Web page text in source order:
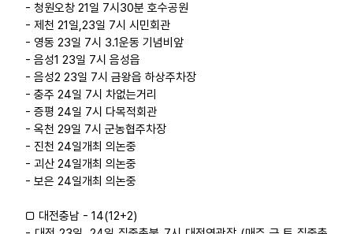
- 청원오창 21일 7시30분 호수공원
- 제천 21일,23일 7시 시민회관
- 영동 23일 7시 3.1운동 기념비앞
- 음성1 23일 7시 음성읍
- 음성2 23일 7시 금왕읍 하상주차장
- 충주 24일 7시 차없는거리
- 증평 24일 7시 다목적회관
- 옥천 29일 7시 군농협주차장
- 진천 24일개최 의논중
- 괴산 24일개최 의논중
- 보은 24일개최 의논중
□ 대전충남 - 14(12+2)